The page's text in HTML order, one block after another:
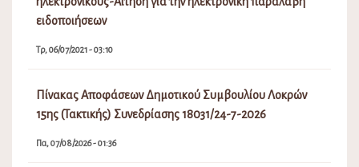
ειδοποιήσεων
Τρ, 06/07/2021 - 03:10
Πίνακας Αποφάσεων Δημοτικού Συμβουλίου Λοκρών
15ης (Τακτικής) Συνεδρίασης 18031/24-7-2026
Πα, 07/08/2026 - 01:36